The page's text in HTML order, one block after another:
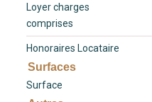
Loyer charges
comprises
Honoraires Locataire
Surfaces
Surface